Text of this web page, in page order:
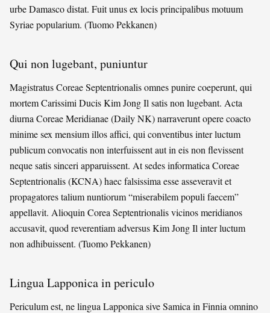
urbe Damasco distat. Fuit unus ex locis principalibus motuum
Syriae popularium. (Tuomo Pekkanen)
Qui non lugebant, puniuntur
Magistratus Coreae Septentrionalis omnes punire coeperunt, qui
mortem Carissimi Ducis Kim Jong Il satis non lugebant. Acta
diurna Coreae Meridianae (Daily NK) narraverunt opere coacto
minime sex mensium illos affici, qui conventibus inter luctum
publicum convocatis non interfuissent aut in eis non flevissent
neque satis sinceri apparuissent. At sedes informatica Coreae
Septentrionalis (KCNA) haec falsissima esse asseveravit et
propagatores talium nuntiorum “miserabilem populi faecem”
appellavit. Alioquin Corea Septentrionalis vicinos meridianos
accusavit, quod reverentiam adversus Kim Jong Il inter luctum
non adhibuissent. (Tuomo Pekkanen)
Lingua Lapponica in periculo
Periculum est, ne lingua Lapponica sive Samica in Finnia omnino